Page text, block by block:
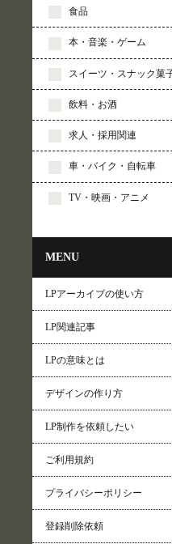
食品
本・音楽・ゲーム
スイーツ・スナック菓
飲料・お酒
求人・採用関連
車・バイク・自転車
TV・映画・アニメ
MENU
LPアーカイブの使い方
LP関連記事
LPの意味とは
デザインの作り方
LP制作を依頼したい
ご利用規約
プライバシーポリシー
登録削除依頼